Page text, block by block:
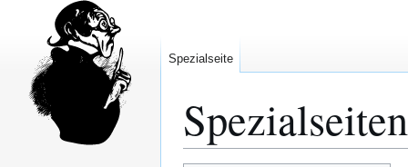
Spezialseiten
Spezialseite